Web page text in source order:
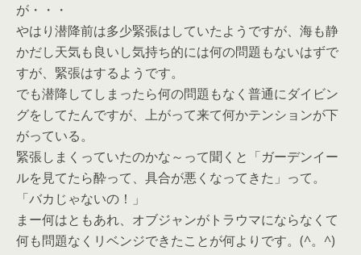
が・・・
やはり潜降前は多少緊張はしていたようですが、海も静
かだし天気も良いし気持ち的には何の問題もないはずで
すが、緊張はするようです。
でも潜降してしまったら何の問題もなく普通にダイビン
グをしてたんですが、上がって来て何かテンションが下
がっている。
緊張しまくっていたのかな～って聞くと「ガーデンイー
ルを見てたら酔って、具合が悪くなってきた」って。
「バカじゃないの！」
まー何はともあれ、オブジャンがトラウマにならなくて
何も問題なくリベンジできたことが何よりです。(^。^)